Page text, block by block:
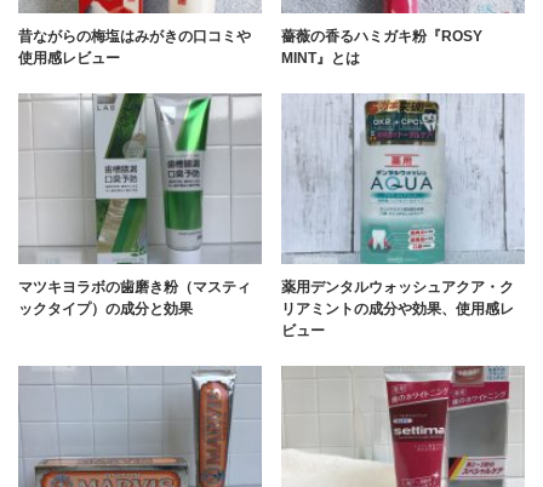
昔ながらの梅塩はみがきの口コミや
使用感レビュー
薔薇の香るハミガキ粉『ROSY
MINT』とは
マツキヨラボの歯磨き粉（マスティ
ックタイプ）の成分と効果
薬用デンタルウォッシュアクア・ク
リアミントの成分や効果、使用感レ
ビュー